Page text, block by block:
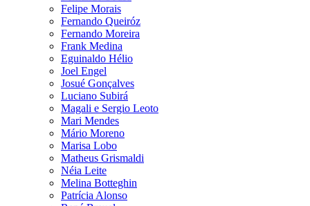
Felipe Morais
Fernando Queiróz
Fernando Moreira
Frank Medina
Eguinaldo Hélio
Joel Engel
Josué Gonçalves
Luciano Subirá
Magali e Sergio Leoto
Mari Mendes
Mário Moreno
Marisa Lobo
Matheus Grismaldi
Néia Leite
Melina Botteghin
Patrícia Alonso